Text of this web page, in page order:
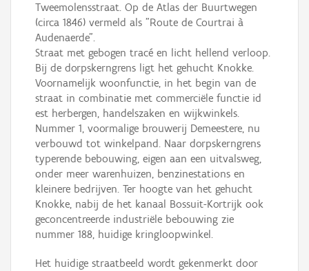
Tweemolensstraat. Op de Atlas der Buurtwegen
(circa 1846) vermeld als "Route de Courtrai à
Audenaerde".
Straat met gebogen tracé en licht hellend verloop.
Bij de dorpskerngrens ligt het gehucht Knokke.
Voornamelijk woonfunctie, in het begin van de
straat in combinatie met commerciële functie id
est herbergen, handelszaken en wijkwinkels.
Nummer 1, voormalige brouwerij Demeestere, nu
verbouwd tot winkelpand. Naar dorpskerngrens
typerende bebouwing, eigen aan een uitvalsweg,
onder meer warenhuizen, benzinestations en
kleinere bedrijven. Ter hoogte van het gehucht
Knokke, nabij de het kanaal Bossuit-Kortrijk ook
geconcentreerde industriële bebouwing zie
nummer 188, huidige kringloopwinkel.
Het huidige straatbeeld wordt gekenmerkt door